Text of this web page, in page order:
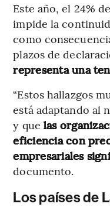
Este año, el 24%
impide la
como
plazos de
representa una
“Estos hallazgos
está adaptando al
y que las
eficiencia con
empresariales
documento.
Los países de